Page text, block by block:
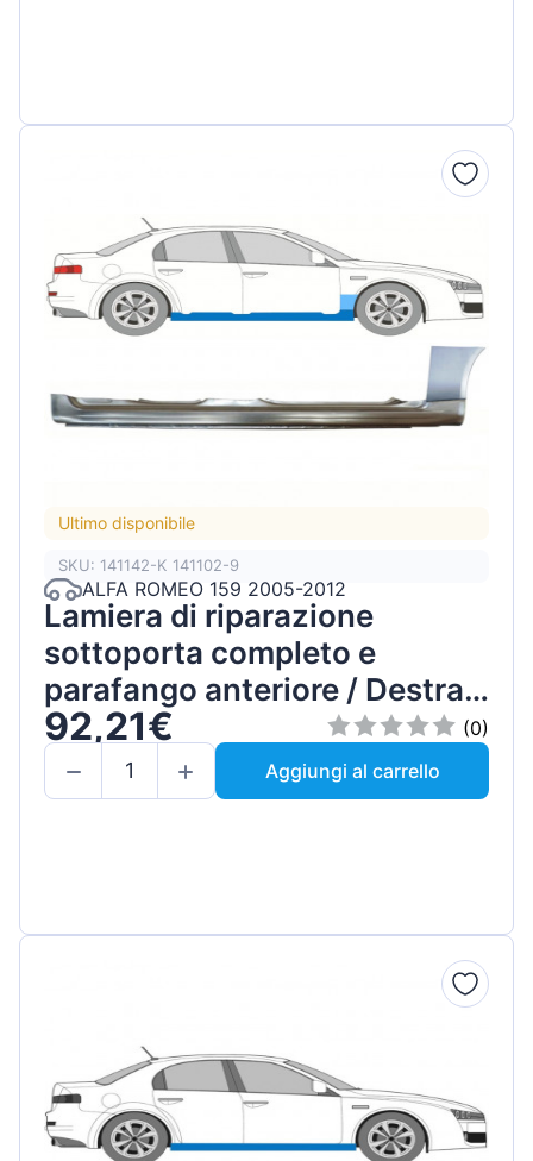
Ultimo disponibile
SKU: 141142-K 141102-9
ALFA ROMEO 159 2005-2012
Lamiera di riparazione
sottoporta completo e
parafango anteriore / Destra /
Set
92,21€
(0)
Aggiungi al carrello